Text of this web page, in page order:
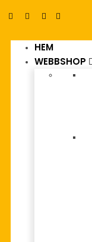
HEM
WEBBSHOP
Wenzel,
lieben